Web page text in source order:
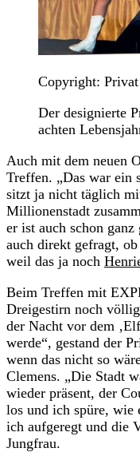
Copyright: Privat
Der designierte
achten
Auch mit dem neuen
Treffen. „Das war ein
sitzt ja nicht täglich
Millionenstadt
er ist auch schon
auch direkt gefragt,
weil das ja noch
Beim Treffen mit
Dreigestirn noch
der Nacht vor dem
werde“, gestand der
wenn das nicht so
Clemens. „Die Stadt
wieder präsent, der
los und ich spüre, wie
ich aufgeregt und die
Jungfrau.